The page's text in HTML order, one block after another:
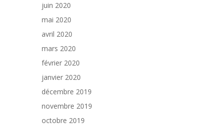
juin 2020
mai 2020
avril 2020
mars 2020
février 2020
janvier 2020
décembre 2019
novembre 2019
octobre 2019